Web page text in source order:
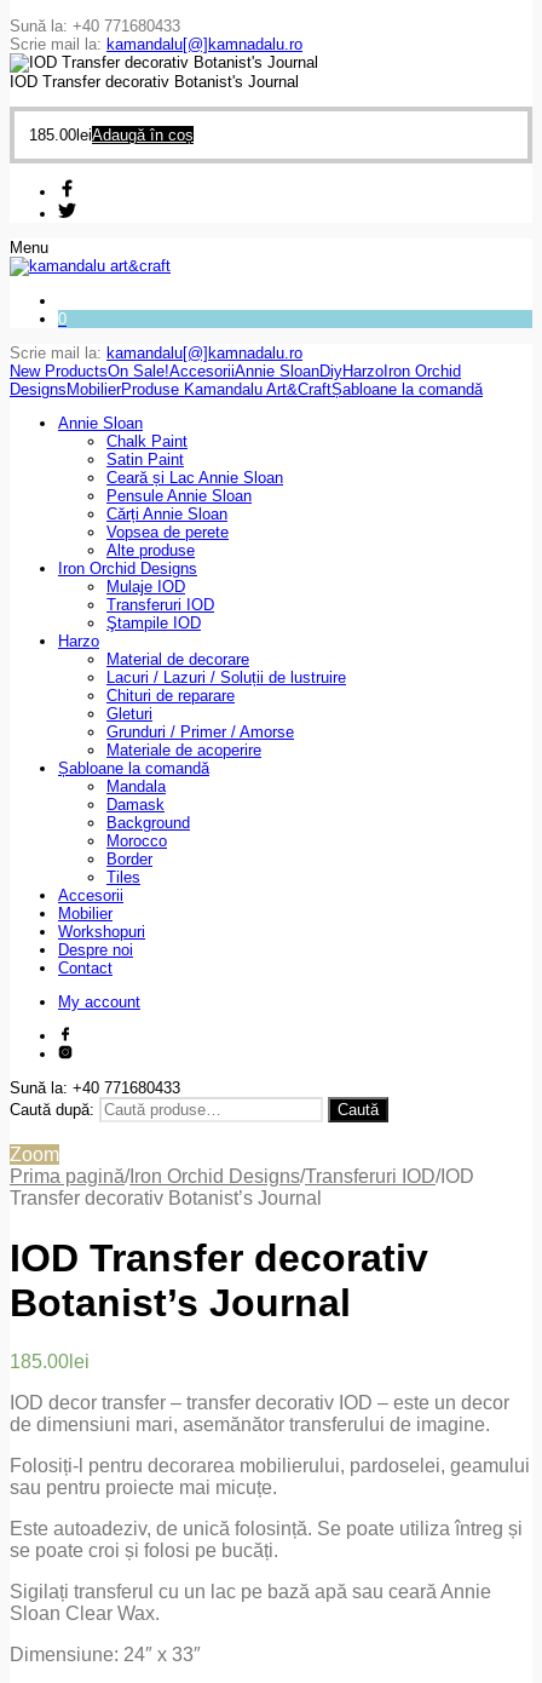
Sună la: +40 771680433
Scrie mail la: kamandalu[@]kamnadalu.ro
IOD Transfer decorativ Botanist's Journal
185.00 leiAdaugă în coș
Menu
0
Scrie mail la: kamandalu[@]kamnadalu.ro
New ProductsOn Sale!AccesoriiAnnie SloanDiyHarzo Iron Orchid
Designs MobilierProduse Kamandalu Art&CraftȘabloane la comandă
Annie Sloan
Chalk Paint
Satin Paint
Ceară și Lac Annie Sloan
Pensule Annie Sloan
Cărți Annie Sloan
Vopsea de perete
Alte produse
Iron Orchid Designs
Mulaje IOD
Transferuri IOD
Ştampile IOD
Harzo
Material de decorare
Lacuri / Lazuri / Soluții de lustruire
Chituri de reparare
Gleturi
Grunduri / Primer / Amorse
Materiale de acoperire
Șabloane la comandă
Mandala
Damask
Background
Morocco
Border
Tiles
Accesorii
Mobilier
Workshopuri
Despre noi
Contact
My account
Sună la: +40 771680433
Caută după:
Caută
Zoom
Prima pagină/Iron Orchid Designs/Transferuri IOD/IOD
Transfer decorativ Botanist’s Journal
IOD Transfer decorativ
Botanist’s Journal
185.00 lei
IOD decor transfer – transfer decorativ IOD – este un decor
de dimensiuni mari, asemănător transferului de imagine.
Folosiți-l pentru decorarea mobilierului, pardoselei, geamului
sau pentru proiecte mai micuțe.
Este autoadeziv, de unică folosință. Se poate utiliza întreg și
se poate croi și folosi pe bucăți.
Sigilați transferul cu un lac pe bază apă sau ceară Annie
Sloan Clear Wax.
Dimensiune: 24″ x 33″